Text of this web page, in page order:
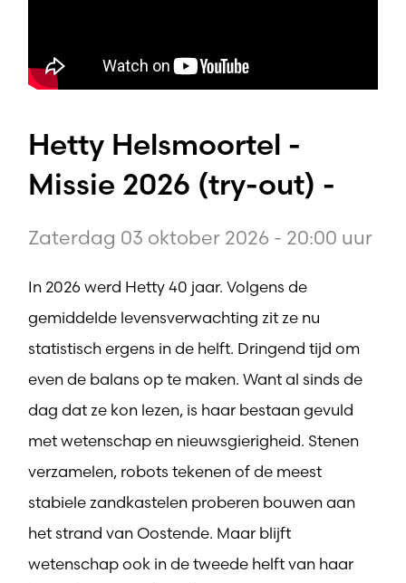
Hetty Helsmoortel -
Missie 2026 (try-out) -
Zaterdag 03 oktober 2026 - 20:00 uur
In 2026 werd Hetty 40 jaar. Volgens de
gemiddelde levensverwachting zit ze nu
statistisch ergens in de helft. Dringend tijd om
even de balans op te maken. Want al sinds de
dag dat ze kon lezen, is haar bestaan gevuld
met wetenschap en nieuwsgierigheid. Stenen
verzamelen, robots tekenen of de meest
stabiele zandkastelen proberen bouwen aan
het strand van Oostende. Maar blijft
wetenschap ook in de tweede helft van haar